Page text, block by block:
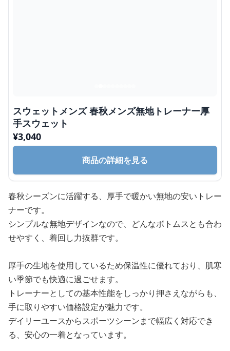
スウェットメンズ 春秋メンズ無地トレーナー厚
手スウェット
¥3,040
商品の詳細を見る
春秋シーズンに活躍する、厚手で暖かい無地の安いトレー
ナーです。
シンプルな無地デザインなので、どんなボトムスとも合わ
せやすく、着回し力抜群です。
厚手の生地を使用しているため保温性に優れており、肌寒
い季節でも快適に過ごせます。
トレーナーとしての基本性能をしっかり押さえながらも、
手に取りやすい価格設定が魅力です。
デイリーユースからスポーツシーンまで幅広く対応でき
る、安心の一着となっています。